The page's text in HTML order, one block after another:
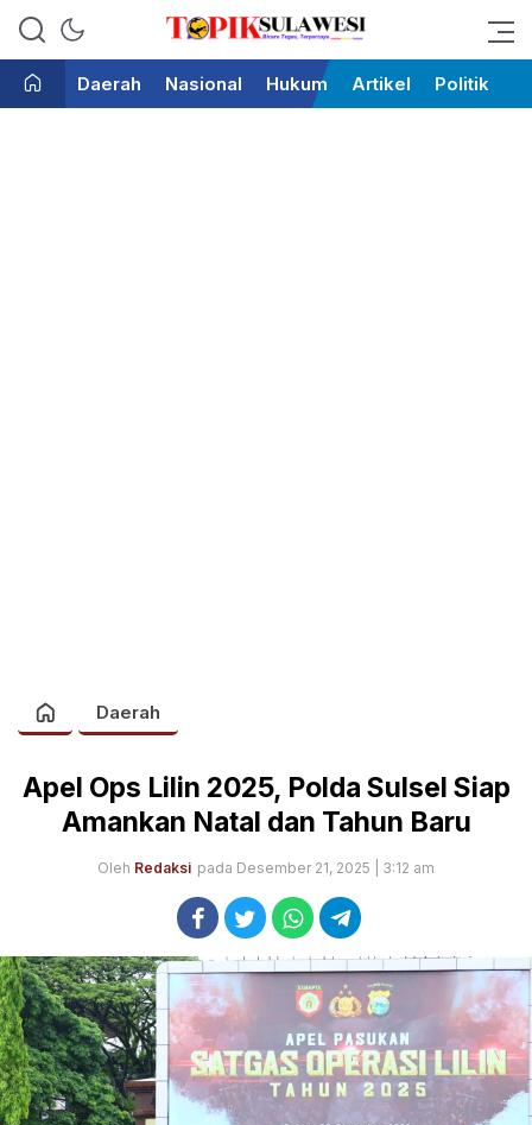
Topik Sulawesi
Bicara Tegas Terpercaya
Daerah
Nasional Hukum Artikel Politik
Daerah
Apel Ops Lilin 2025, Polda Sulsel Siap
Amankan Natal dan Tahun Baru
Oleh Redaksi pada Desember 21, 2025 | 3:12 am